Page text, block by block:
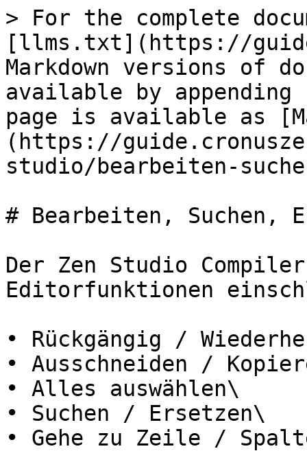
> For the complete
[llms.txt](https://
Markdown versions of
available by
page is available as
(https://
studio/bearbeiten-
# Bearbeiten, Suchen,
Der Zen Studio
Editorfunktionen
• Rückgängig /
• Ausschneiden /
• Alles auswählen\
• Suchen / Ersetzen\
• Gehe zu Zeile /